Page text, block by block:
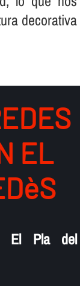
decorativa
EL
El Pla del